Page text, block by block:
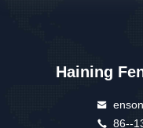
Haining
86--